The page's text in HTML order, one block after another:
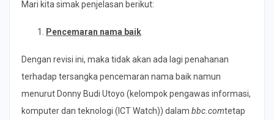
Mari kita simak penjelasan berikut:
Pencemaran nama baik
Dengan revisi ini, maka tidak akan ada lagi penahanan
terhadap tersangka pencemaran nama baik namun
menurut Donny Budi Utoyo (kelompok pengawas informasi,
komputer dan teknologi (ICT Watch)) dalam bbc.comtetap